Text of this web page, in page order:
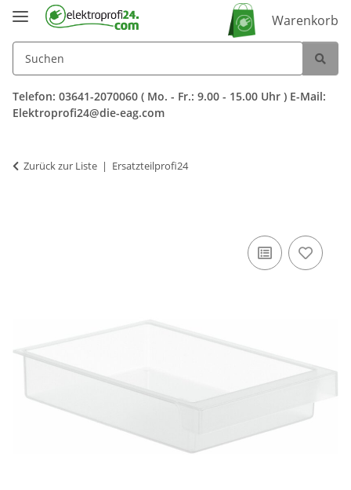
Warenkorb
Telefon: 03641-2070060 ( Mo. - Fr.: 9.00 - 15.00 Uhr ) E-Mail:
Elektroprofi24@die-eag.com
Zurück zur Liste Ersatzteilprofi24